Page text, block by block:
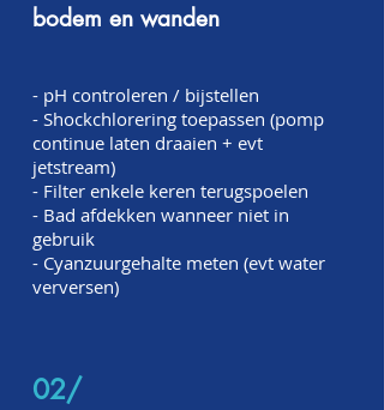
bodem en wanden
- pH controleren / bijstellen
- Shockchlorering toepassen (pomp
continue laten draaien + evt
jetstream)
- Filter enkele keren terugspoelen
- Bad afdekken wanneer niet in
gebruik
- Cyanzuurgehalte meten (evt water
verversen)
02/